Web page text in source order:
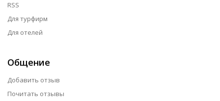
RSS
Для турфирм
Для отелей
Общение
Добавить отзыв
Почитать отзывы